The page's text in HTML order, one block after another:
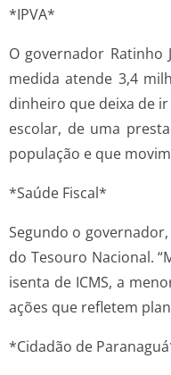
*IPVA*
O governador Ratinho
medida atende 3,4
dinheiro que deixa de
escolar, de uma
população e que
*Saúde Fiscal*
Segundo o
do Tesouro Nacional.
isenta de ICMS, a
ações que refletem
*Cidadão de